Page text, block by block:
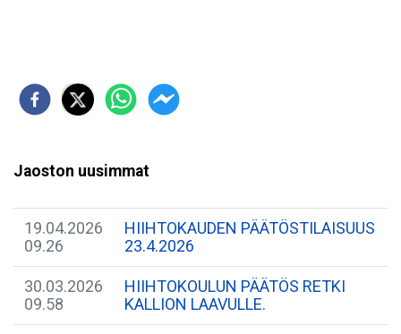
Jaoston uusimmat
19.04.2026
09.26
HIIHTOKAUDEN PÄÄTÖSTILAISUUS
23.4.2026
30.03.2026
09.58
HIIHTOKOULUN PÄÄTÖS RETKI
KALLION LAAVULLE.